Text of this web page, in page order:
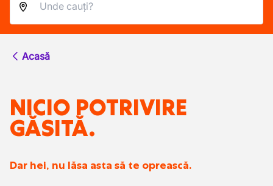
Acasă
NICIO POTRIVIRE
GĂSITĂ.
Dar hei, nu lăsa asta să te oprească.